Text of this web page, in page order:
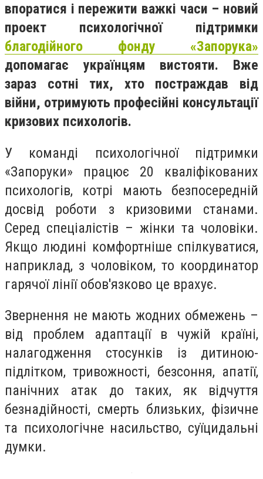
впоратися і пережити важкі часи – новий
проект психологічної підтримки
благодійного фонду «Запорука»
допомагає українцям вистояти. Вже
зараз сотні тих, хто постраждав від
війни, отримують професійні консультації
кризових психологів.
У команді психологічної підтримки
«Запоруки» працює 20 кваліфікованих
психологів, котрі мають безпосередній
досвід роботи з кризовими станами.
Серед спеціалістів – жінки та чоловіки.
Якщо людині комфортніше спілкуватися,
наприклад, з чоловіком, то координатор
гарячої лінії обов'язково це врахує.
Звернення не мають жодних обмежень –
від проблем адаптації в чужій країні,
налагодження стосунків із дитиною-
підлітком, тривожності, безсоння, апатії,
панічних атак до таких, як відчуття
безнадійності, смерть близьких, фізичне
та психологічне насильство, суїцидальні
думки.